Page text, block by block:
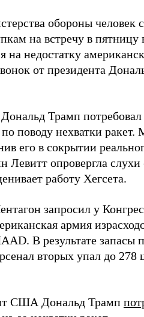
обороны человек
на встречу в пятницу
на недостатку
от президента
Трамп потребовал
поводу нехватки
его в сокрытии
Левитт опровергла
работу Хегсета.
запросил у
армия
В результате запасы
вторых упал до 278
США Дональд Трамп